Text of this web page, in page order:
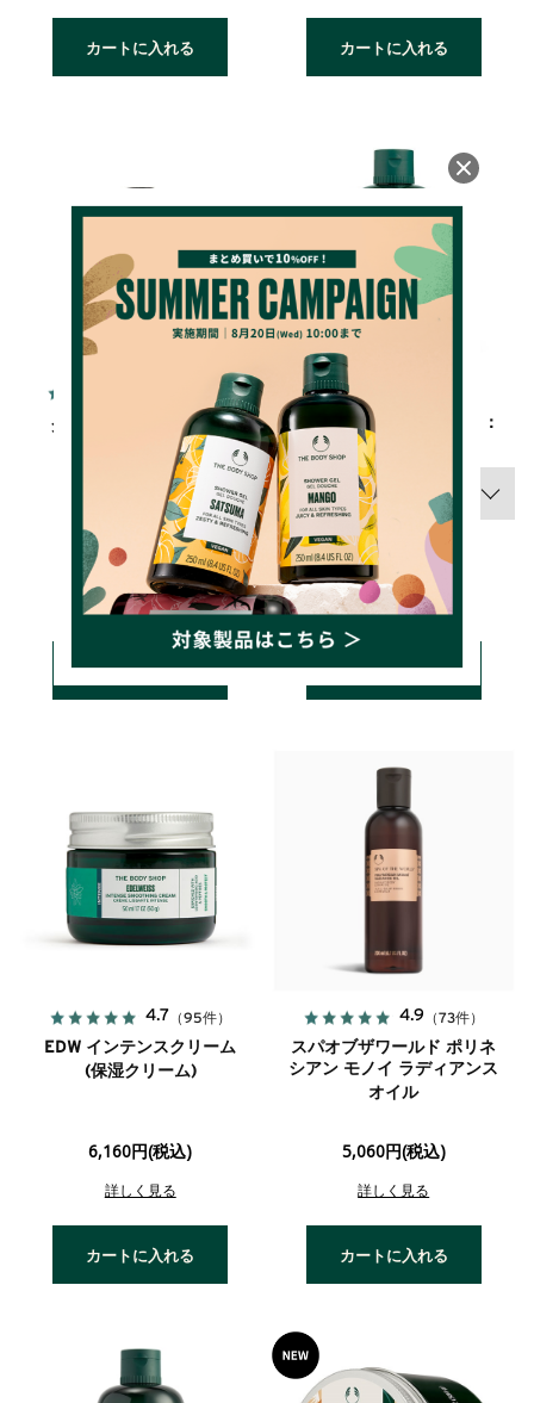
カートに入れる カートに入れる
（177件）
グロッシング セラム GS
2,310円(税込)
詳しく見る
カートに入れる
シャワージェル STM(香り：
サツマ)
250ml 1,980円
詳しく見る
カートに入れる
4.7 （95件）
EDW インテンスクリーム
(保湿クリーム)
6,160円(税込)
詳しく見る
カートに入れる
4.9 （73件）
スパオブザワールド ポリネ
シアン モノイ ラディアンス
オイル
5,060円(税込)
詳しく見る
カートに入れる